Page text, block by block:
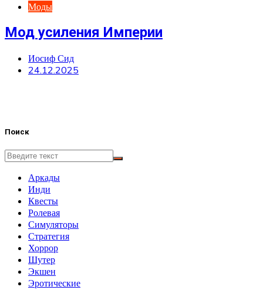
Моды
Мод усиления Империи
Иосиф Сид
24.12.2025
Поиск
Аркады
Инди
Квесты
Ролевая
Симуляторы
Стратегия
Хоррор
Шутер
Экшен
Эротические